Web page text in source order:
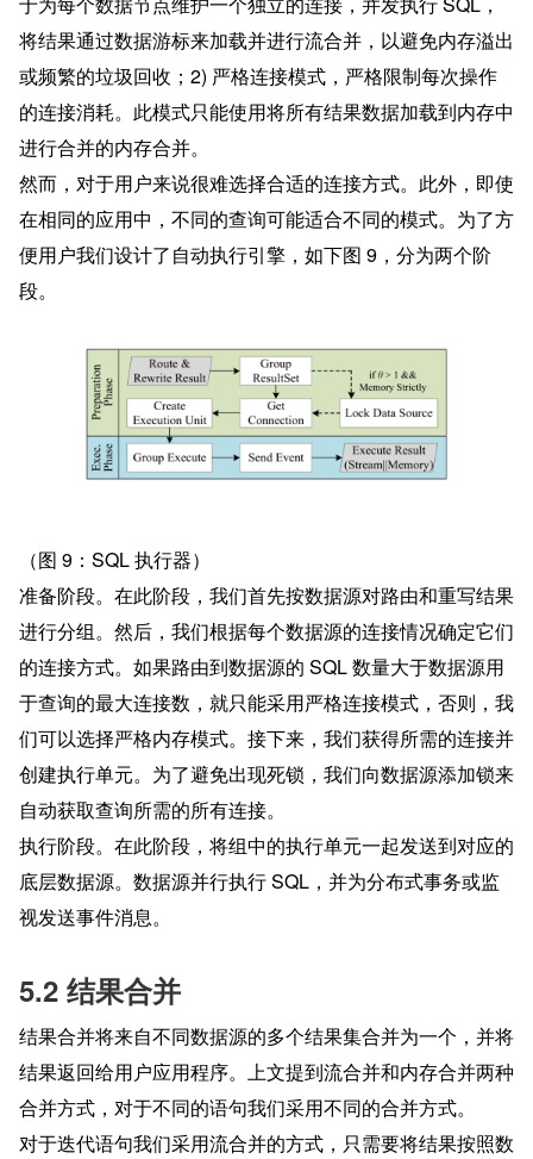
将结果通过数据游标来加载并进行流合并，以避免内存溢出
或频繁的垃圾回收；2) 严格连接模式，严格限制每次操作
的连接消耗。此模式只能使用将所有结果数据加载到内存中
进行合并的内存合并。
然而，对于用户来说很难选择合适的连接方式。此外，即使
在相同的应用中，不同的查询可能适合不同的模式。为了方
便用户我们设计了自动执行引擎，如下图 9，分为两个阶
段。
（图 9：SQL 执行器）
准备阶段。在此阶段，我们首先按数据源对路由和重写结果
进行分组。然后，我们根据每个数据源的连接情况确定它们
的连接方式。如果路由到数据源的 SQL 数量大于数据源用
于查询的最大连接数，就只能采用严格连接模式，否则，我
们可以选择严格内存模式。接下来，我们获得所需的连接并
创建执行单元。为了避免出现死锁，我们向数据源添加锁来
自动获取查询所需的所有连接。
执行阶段。在此阶段，将组中的执行单元一起发送到对应的
底层数据源。数据源并行执行 SQL，并为分布式事务或监
视发送事件消息。
5.2 结果合并
结果合并将来自不同数据源的多个结果集合并为一个，并将
结果返回给用户应用程序。上文提到流合并和内存合并两种
合并方式，对于不同的语句我们采用不同的合并方式。
对于迭代语句我们采用流合并的方式，只需要将结果按照数